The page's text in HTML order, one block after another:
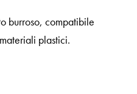
burroso, compatibile
plastici.